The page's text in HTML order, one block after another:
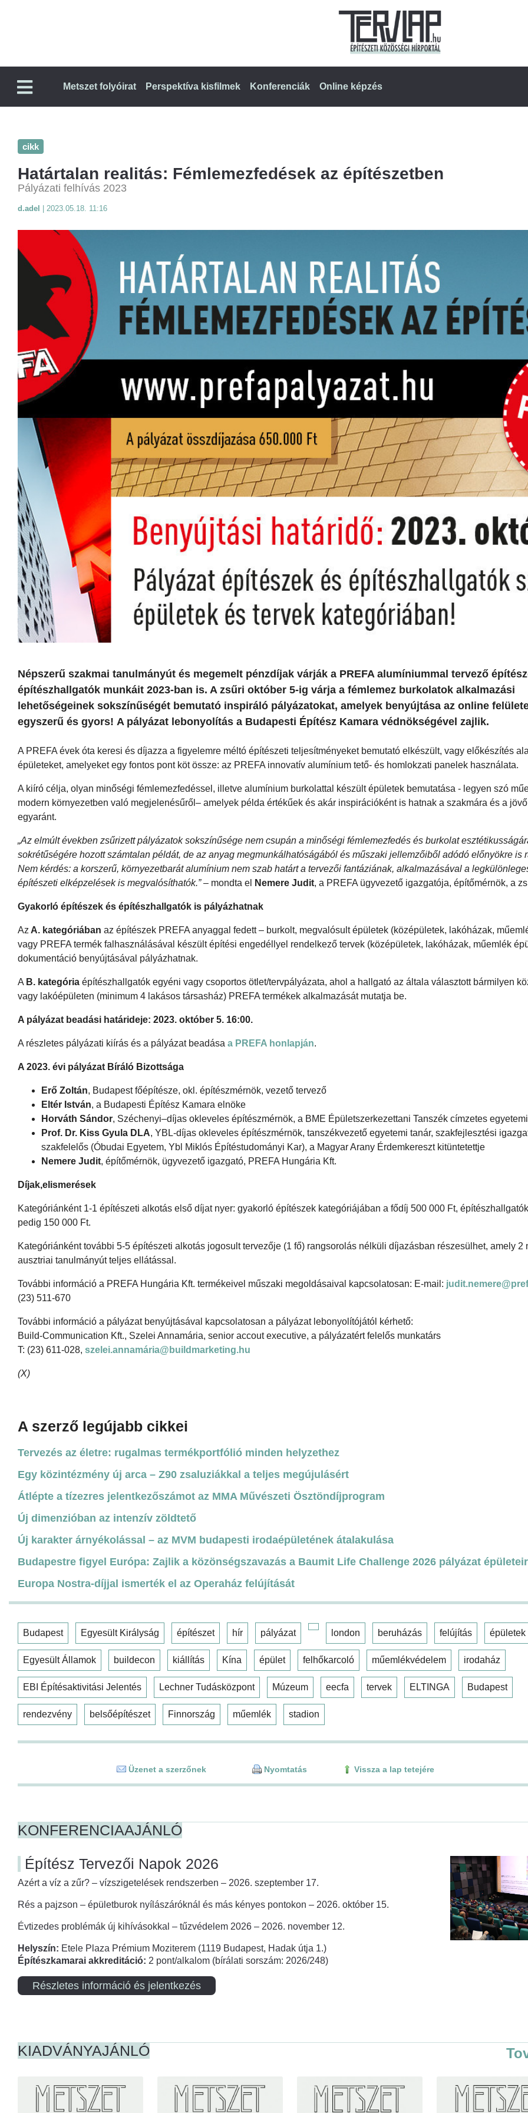
Metszet folyóirat Perspektíva kisfilmek Konferenciák Online képzés
cikk
Határtalan realitás: Fémlemezfedések az építészetben
Pályázati felhívás 2023
d.adel 2023.05.18. 11:16
Népszerű szakmai tanulmányút és megemelt pénzdíjak várják a PREFA alumíniummal tervező
építészhallgatók munkáit 2023-ban is. A zsűri október 5-ig várja a fémlemez burkolatok alkalmazási
lehetőségeinek sokszínűségét bemutató inspiráló pályázatokat, amelyek benyújtása az online
egyszerű és gyors! A pályázat lebonyolítás a Budapesti Építész Kamara védnökségével zajlik.
A PREFA évek óta keresi és díjazza a figyelemre méltó építészeti teljesítményeket bemutató elkészült, vagy előkészítés
épületeket, amelyeket egy fontos pont köt össze: az PREFA innovatív alumínium tető- és homlokzati panelek használata.
A kiíró célja, olyan minőségi fémlemezfedéssel, illetve alumínium burkolattal készült épületek bemutatása - legyen szó
modern környezetben való megjelenésűről– amelyek példa értékűek és akár inspirációként is hatnak a szakmára és a
egyaránt.
„Az elmúlt években zsűrizett pályázatok sokszínűsége nem csupán a minőségi fémlemezfedés és burkolat
sokrétűségére hozott számtalan példát, de az anyag megmunkálhatóságából és műszaki jellemzőiből adódó előnyökre is
Nem kérdés: a korszerű, környezetbarát alumínium nem szab határt a tervezői fantáziának, alkalmazásával a
építészeti elképzelések is megvalósíthatók.”– mondta el Nemere Judit, a PREFA ügyvezető igazgatója, építőmérnök, a
Gyakorló építészek és építészhallgatók is pályázhatnak
Az A. kategóriában az építészek PREFA anyaggal fedett – burkolt, megvalósult épületek (középületek, lakóházak,
vagy PREFA termék falhasználásával készült építési engedéllyel rendelkező tervek (középületek, lakóházak, műemlék
dokumentáció benyújtásával pályázhatnak.
A B. kategória építészhallgatók egyéni vagy csoportos ötlet/tervpályázata, ahol a hallgató az általa választott bármilyen
vagy lakóépületen (minimum 4 lakásos társasház) PREFA termékek alkalmazását mutatja be.
A pályázat beadási határideje: 2023. október 5. 16:00.
A részletes pályázati kiírás és a pályázat beadása a PREFA honlapján.
A 2023. évi pályázat Bíráló Bizottsága
Erő Zoltán, Budapest főépítésze, okl. építészmérnök, vezető tervező
Eltér István, a Budapesti Építész Kamara elnöke
Horváth Sándor, Széchenyi–díjas okleveles építészmérnök, a BME Épületszerkezettani Tanszék címzetes
Prof. Dr. Kiss Gyula DLA, YBL-díjas okleveles építészmérnök, tanszékvezető egyetemi tanár, szakfejlesztési
szakfelelős (Óbudai Egyetem, Ybl Miklós Építéstudományi Kar), a Magyar Arany Érdemkereszt kitüntetettje
Nemere Judit, építőmérnök, ügyvezető igazgató, PREFA Hungária Kft.
Díjak,elismerések
Kategóriánként 1-1 építészeti alkotás első díjat nyer: gyakorló építészek kategóriájában a fődíj 500 000 Ft,
pedig 150 000 Ft.
Kategóriánként további 5-5 építészeti alkotás jogosult tervezője (1 fő) rangsorolás nélküli díjazásban részesülhet, amely 2
ausztriai tanulmányút teljes ellátással.
További információ a PREFA Hungária Kft. termékeivel műszaki megoldásaival kapcsolatosan: E-mail:
(23) 511-670
További információ a pályázat benyújtásával kapcsolatosan a pályázat lebonyolítójától kérhető:
Build-Communication Kft., Szelei Annamária, senior accout executive, a pályázatért felelős munkatárs
T: (23) 611-028, szelei.annamária@buildmarketing.hu
(X)
A szerző legújabb cikkei
Tervezés az életre: rugalmas termékportfólió minden helyzethez
Egy közintézmény új arca – Z90 zsaluziákkal a teljes megújulásért
Átlépte a tízezres jelentkezőszámot az MMA Művészeti Ösztöndíjprogram
Új dimenzióban az intenzív zöldtető
Új karakter árnyékolással – az MVM budapesti irodaépületének átalakulása
Budapestre figyel Európa: Zajlik a közönségszavazás a Baumit Life Challenge 2026 pályázat
Europa Nostra-díjjal ismerték el az Operaház felújítását
Budapest Egyesült Királyság építészet hír pályázat london beruházás felújítás épületek
Egyesült Államok buildecon kiállítás Kína épület felhőkarcoló műemlékvédelem irodaház
EBI Építésaktivitási Jelentés Lechner Tudásközpont Múzeum eecfa tervek ELTINGA Budapest
rendezvény belsőépítészet Finnország műemlék stadion
Üzenet a szerzőnek Nyomtatás Vissza a lap tetejére
KONFERENCIAAJÁNLÓ
Építész Tervezői Napok 2026
Azért a víz a zűr? – vízszigetelések rendszerben – 2026. szeptember 17.
Rés a pajzson – épületburok nyílászáróknál és más kényes pontokon – 2026. október 15.
Évtizedes problémák új kihívásokkal – tűzvédelem 2026 – 2026. november 12.
Helyszín: Etele Plaza Prémium Moziterem (1119 Budapest, Hadak útja 1.)
Építészkamarai akkreditáció: 2 pont/alkalom (bírálati sorszám: 2026/248)
Részletes információ és jelentkezés
KIADVÁNYAJÁNLÓ